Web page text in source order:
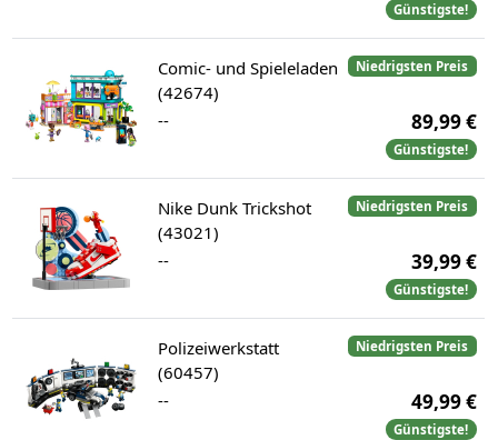
Günstigste!
Niedrigsten Preis
Comic- und Spieleladen
(42674)
--
89,99 €
Günstigste!
Niedrigsten Preis
Nike Dunk Trickshot
(43021)
--
39,99 €
Günstigste!
Niedrigsten Preis
Polizeiwerkstatt
(60457)
--
49,99 €
Günstigste!